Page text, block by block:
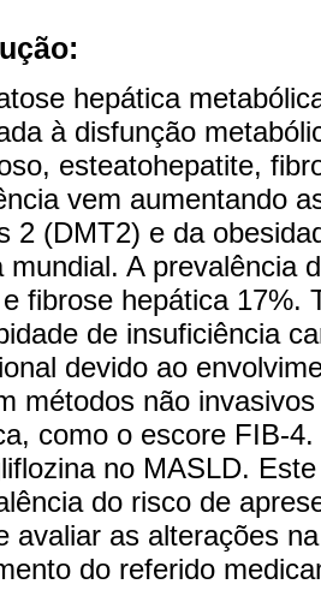
hepática
à disfunção
esteatohepatite,
vem aumentando
2 (DMT2) e da
mundial. A prevalência
fibrose hepática 17%.
de insuficiência
devido ao
métodos não
como o escore FIB-
no MASLD.
do risco de
avaliar as alterações
do referido